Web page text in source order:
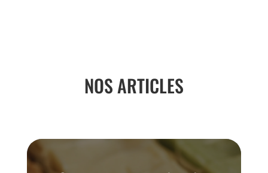
NOS ARTICLES